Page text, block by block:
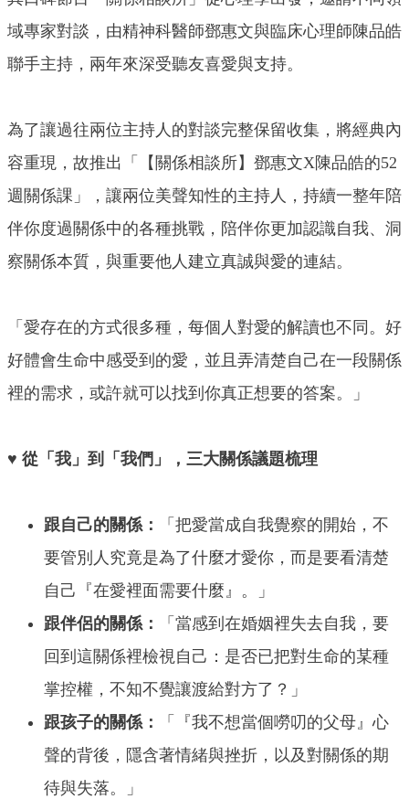
域專家對談，由精神科醫師鄧惠文與臨床心理師陳品皓
聯手主持，兩年來深受聽友喜愛與支持。
為了讓過往兩位主持人的對談完整保留收集，將經典內
容重現，故推出「【關係相談所】鄧惠文X陳品皓的52
週關係課」，讓兩位美聲知性的主持人，持續一整年陪
伴你度過關係中的各種挑戰，陪伴你更加認識自我、洞
察關係本質，與重要他人建立真誠與愛的連結。
「愛存在的方式很多種，每個人對愛的解讀也不同。好
好體會生命中感受到的愛，並且弄清楚自己在一段關係
裡的需求，或許就可以找到你真正想要的答案。」
♥ 從「我」到「我們」，三大關係議題梳理
跟自己的關係：
「把愛當成自我覺察的開始，不
要管別人究竟是為了什麼才愛你，而是要看清楚
自己『在愛裡面需要什麼』。」
跟伴侶的關係：
「當感到在婚姻裡失去自我，要
回到這關係裡檢視自己：是否已把對生命的某種
掌控權，不知不覺讓渡給對方了？」
跟孩子的關係：
「『我不想當個嘮叨的父母』心
聲的背後，隱含著情緒與挫折，以及對關係的期
待與失落。」